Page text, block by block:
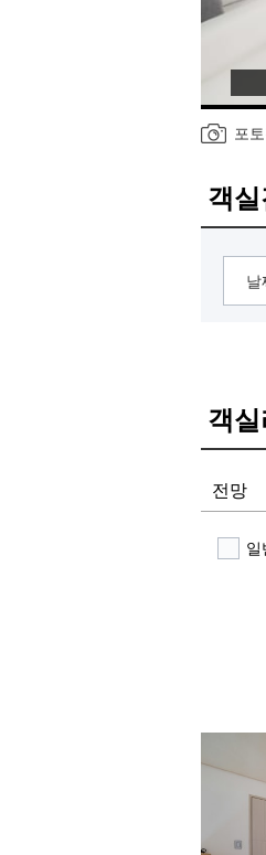
포
객
날
객
전망
일